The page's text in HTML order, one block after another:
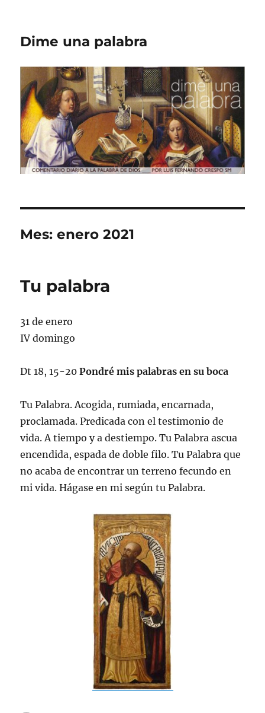
Dime una palabra
Mes:enero 2021
Tu palabra
31 de enero
IV domingo
Dt 18, 15-20Pondré mis palabras en su boca
Tu Palabra. Acogida, rumiada, encarnada,
proclamada. Predicada con el testimonio de
vida. A tiempo y a destiempo. Tu Palabra ascua
encendida, espada de doble filo. Tu Palabra que
no acaba de encontrar un terreno fecundo en
mi vida. Hágase en mi según tu Palabra.